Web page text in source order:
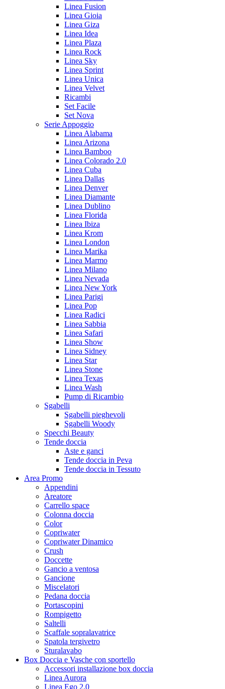
Linea Fusion
Linea Gioia
Linea Giza
Linea Idea
Linea Plaza
Linea Rock
Linea Sky
Linea Sprint
Linea Unica
Linea Velvet
Ricambi
Set Facile
Set Nova
Serie Appoggio
Linea Alabama
Linea Arizona
Linea Bamboo
Linea Colorado 2.0
Linea Cuba
Linea Dallas
Linea Denver
Linea Diamante
Linea Dublino
Linea Florida
Linea Ibiza
Linea Krom
Linea London
Linea Marika
Linea Marmo
Linea Milano
Linea Nevada
Linea New York
Linea Parigi
Linea Pop
Linea Radici
Linea Sabbia
Linea Safari
Linea Show
Linea Sidney
Linea Star
Linea Stone
Linea Texas
Linea Wash
Pump di Ricambio
Sgabelli
Sgabelli pieghevoli
Sgabelli Woody
Specchi Beauty
Tende doccia
Aste e ganci
Tende doccia in Peva
Tende doccia in Tessuto
Area Promo
Appendini
Areatore
Carrello space
Colonna doccia
Color
Copriwater
Copriwater Dinamico
Crush
Doccette
Gancio a ventosa
Gancione
Miscelatori
Pedana doccia
Portascopini
Rompigetto
Saltelli
Scaffale sopralavatrice
Spatola tergivetro
Sturalavabo
Box Doccia e Vasche con sportello
Accessori installazione box doccia
Linea Aurora
Linea Ego 2.0